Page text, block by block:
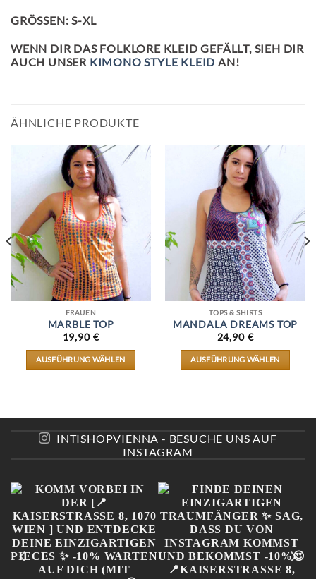
GRÖSSEN: S-XL
WENN DIR DAS FOLKLORE KLEID GEFÄLLT, SIEH DIR
AUCH UNSER KIMONO STYLE KLEID AN!
ÄHNLICHE PRODUKTE
FRAUEN
MARBLE TOP
19,90 €
AUSFÜHRUNG WÄHLEN
VARIANTEN
DIE
OPTIONEN
DER
PRODUKTSEITE
GEWÄHLT
WERDEN
TOPS & SHIRTS
MANDALA DREAMS TOP
24,90 €
AUSFÜHRUNG WÄHLEN
VARIANTEN
DIE
DER
PRODUKTSEITE
GEWÄHLT
WERDEN
INTISHOPVIENNA - BESUCHE UNS AUF
INSTAGRAM